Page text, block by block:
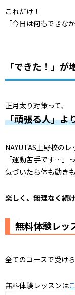
これだけ！
「今日は何もでき
「できた！」
正月太り対策って、
「頑張る人」よ
NAYUTAS上野校のレ
「運動苦手です…」
気づいたら体も動き
楽しく、無理なく続
無料体験レッ
全てのコースで受け
無料体験レッスンは